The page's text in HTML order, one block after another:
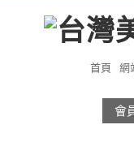
首頁 網
會